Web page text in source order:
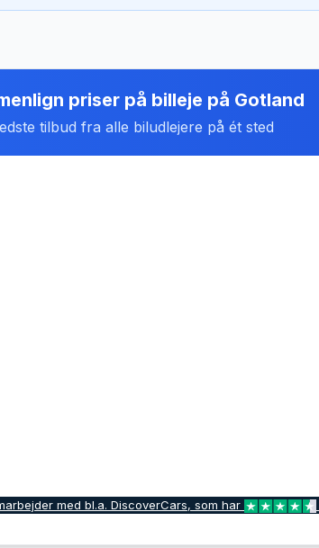
priser på billeje på Gotland
tilbud fra alle biludlejere på ét sted
med bl.a. DiscoverCars, som har